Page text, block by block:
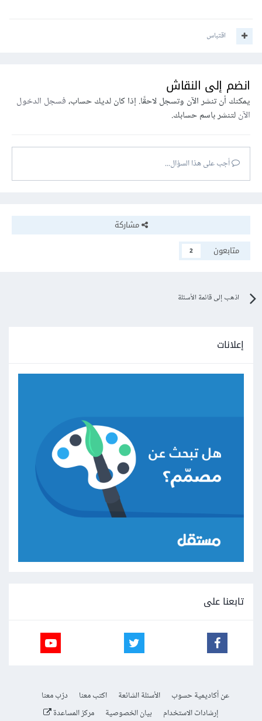
اقتباس
انضم إلى النقاش
يمكنك أن تنشر الآن وتسجل لاحقًا. إذا كان لديك حساب،فسجل الدخول
الآنلتنشر باسم حسابك.
أجب على هذا السؤال...
مشاركة
متابعون
2
اذهب إلى قائمة الأسئلة
إعلانات
تابعنا على
عن أكاديمية حسوب الأسئلة الشائعة اكتب معنا
درّب معنا
إرشادات الاستخدام
بيان الخصوصية مركز المساعدة